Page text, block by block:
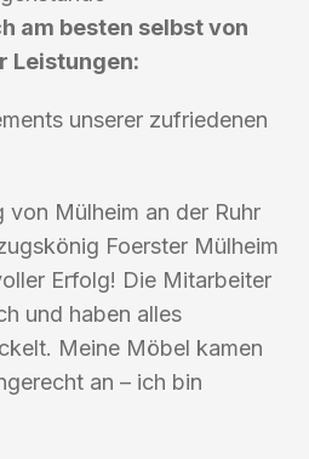
am besten selbst von
Leistungen:
unserer zufriedenen
von Mülheim an der Ruhr
Foerster Mülheim
Erfolg! Die Mitarbeiter
und haben alles
Meine Möbel kamen
an – ich bin